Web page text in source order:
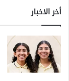
أخر الاخبار